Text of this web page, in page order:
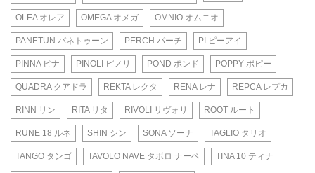
OLEA オレア OMEGA オメガ OMNIO オムニオ
PANETUN パネトゥーン PERCH パーチ PI ピーアイ
PINNA ピナ PINOLI ピノリ POND ポンド POPPY ポピー
QUADRA クアドラ REKTA レクタ RENA レナ REPCA レプカ
RINN リン RITA リタ RIVOLI リヴォリ ROOT ルート
RUNE 18 ルネ SHIN シン SONA ソーナ TAGLIO タリオ
TANGO タンゴ TAVOLO NAVE タボロ ナーベ TINA 10 ティナ